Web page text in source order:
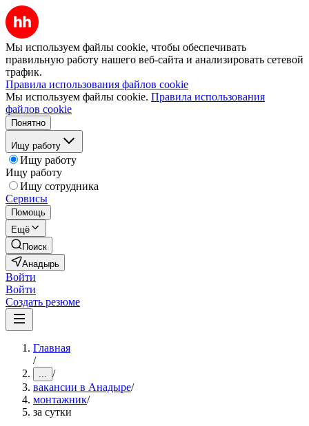
Мы используем файлы cookie, чтобы обеспечивать
правильную работу нашего веб-сайта и анализировать сетевой
трафик.
Правила использования файлов cookie
Мы используем файлы cookie. Правила использования
файлов cookie
Понятно
Ищу работу
Ищу работу
Ищу работу
Ищу сотрудника
Сервисы
Помощь
Ещё
Поиск
Анадырь
Войти
Войти
Создать резюме
Главная
/
... /
вакансии в Анадыре/
монтажник/
за сутки